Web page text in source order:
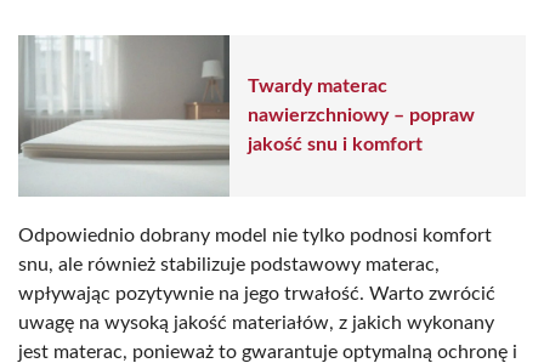
Twardy materac
nawierzchniowy – popraw
jakość snu i komfort
Odpowiednio dobrany model nie tylko podnosi komfort
snu, ale również stabilizuje podstawowy materac,
wpływając pozytywnie na jego trwałość. Warto zwrócić
uwagę na wysoką jakość materiałów, z jakich wykonany
jest materac, ponieważ to gwarantuje optymalną ochronę i